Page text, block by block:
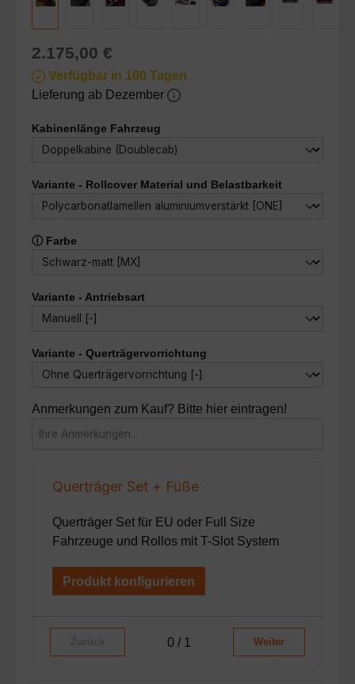
Regulärer Preis:
2.175,00 €
Verfügbar in 100 Tagen
Lieferung ab Dezember
Kabinenlänge Fahrzeug
Variante - Rollcover Material und Belastbarkeitauswählen
ⓘ Farbe
Variante - Antriebsartauswählen
Variante - Querträgervorrichtung
Anmerkungen zum Kauf? Bitte hier eintragen!
Querträger Set + Füße
Querträger Set für EU oder Full Size
Fahrzeuge und Rollos mit T-Slot System
Produkt konfigurieren
0 / 1 Weiter